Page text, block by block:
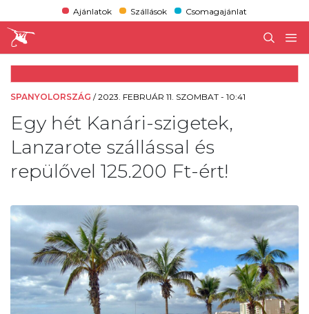
Ajánlatok Szállások Csomagajánlat
SPANYOLORSZÁG /2023. FEBRUÁR 11. SZOMBAT - 10:41
Egy hét Kanári-szigetek,
Lanzarote szállással és
repülővel 125.200 Ft-ért!